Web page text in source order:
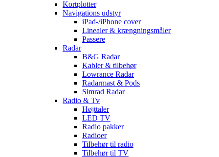
Kortplotter
Navigations udstyr
iPad-/iPhone cover
Linealer & krængningsmåler
Passere
Radar
B&G Radar
Kabler & tilbehør
Lowrance Radar
Radarmast & Pods
Simrad Radar
Radio & Tv
Højttaler
LED TV
Radio pakker
Radioer
Tilbehør til radio
Tilbehør til TV